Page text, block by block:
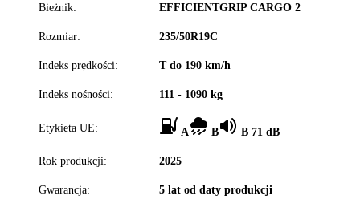
Bieżnik: EFFICIENTGRIP CARGO 2
Rozmiar: 235/50R19C
Indeks prędkości: T do 190 km/h
Indeks nośności: 111 - 1090 kg
Etykieta UE: A B B 71 dB
Rok produkcji: 2025
Gwarancja: 5 lat od daty produkcji